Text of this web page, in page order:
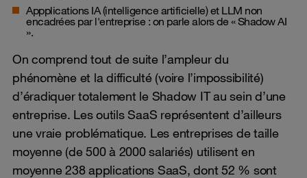
Appplications IA (intelligence artificielle) et LLM non
encadrées par l'entreprise : on parle alors de « Shadow AI
».
On comprend tout de suite l’ampleur du
phénomène et la difficulté (voire l’impossibilité)
d’éradiquer totalement le Shadow IT au sein d’une
entreprise. Les outils SaaS représentent d’ailleurs
une vraie problématique. Les entreprises de taille
moyenne (de 500 à 2000 salariés) utilisent en
moyenne 238 applications SaaS, dont 52 % sont